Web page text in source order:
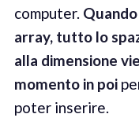
computer.
array, tutto lo
alla dimensione
momento in poi
poter inserire.